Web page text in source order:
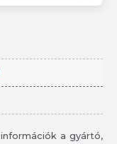
a gyártó,